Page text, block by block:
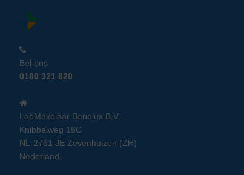
Bel ons
0180 321 820
LabMakelaar Benelux B.V.
Knibbelweg 18C
NL-2761 JE Zevenhuizen (ZH)
Nederland